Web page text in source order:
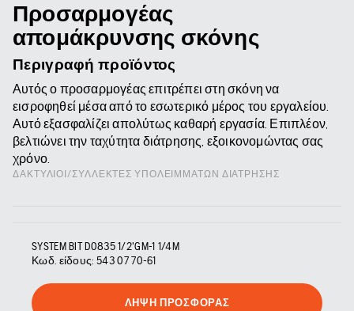
Προσαρμογέας
απομάκρυνσης σκόνης
Περιγραφή προϊόντος
Αυτός ο προσαρμογέας επιτρέπει στη σκόνη να
εισροφηθεί μέσα από το εσωτερικό μέρος του εργαλείου.
Αυτό εξασφαλίζει απολύτως καθαρή εργασία. Επιπλέον,
βελτιώνει την ταχύτητα διάτρησης, εξοικονομώντας σας
χρόνο.
ΔΑΚΤΎΛΙΟΙ/ΣΥΛΛΈΚΤΕΣ ΥΠΟΛΕΙΜΜΆΤΩΝ ΔΙΆΤΡΗΣΗΣ
SYSTEM BIT D0835 1/2'GM-1 1/4M
Κωδ. είδους: 543 07 70‑61
ΛΉΨΗ ΠΡΟΣΦΟΡΆΣ